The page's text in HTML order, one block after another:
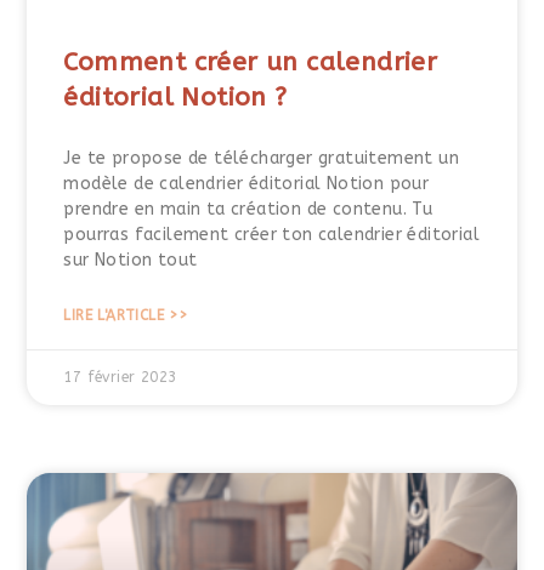
Comment créer un calendrier
éditorial Notion ?
Je te propose de télécharger gratuitement un
modèle de calendrier éditorial Notion pour
prendre en main ta création de contenu. Tu
pourras facilement créer ton calendrier éditorial
sur Notion tout
LIRE L'ARTICLE >>
17 février 2023